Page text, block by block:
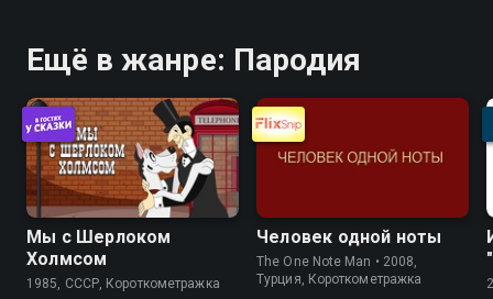
Ещё в жанре: Пародия
Мы с Шерлоком
Холмсом
1985, СССР, Короткометражка
Человек одной ноты
The One Note Man • 2008,
Турция, Короткометражка